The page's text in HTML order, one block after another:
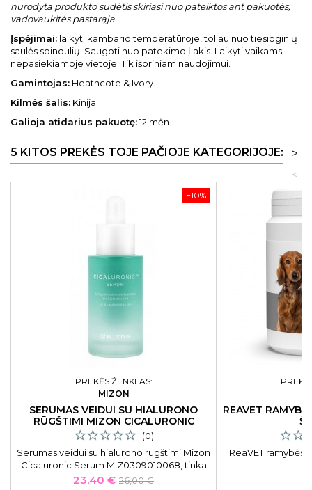
nurodyta produkto sudėtis skiriasi nuo pateiktos ant pakuotės,
vadovaukitės pastarąja.
Įspėjimai: laikyti kambario temperatūroje, toliau nuo tiesioginių
saulės spindulių. Saugoti nuo patekimo į akis. Laikyti vaikams
nepasiekiamoje vietoje. Tik išoriniam naudojimui.
Gamintojas: Heathcote & Ivory.
Kilmės šalis: Kinija.
Galioja atidarius pakuotę:12 mėn.
5 KITOS PREKĖS TOJE PAČIOJE KATEGORIJOJE:
>
<
−10%
PREKĖS ŽENKLAS:
MIZON
SERUMAS VEIDUI SU HIALURONO
RŪGŠTIMI MIZON CICALURONIC
SERUM SAUSAI, JAUTRIAI ODAI
(0)
Serumas veidui su hialurono rūgštimi Mizon
Cicaluronic Serum MIZ0309010068, tinka
sausai, jautriai odai, 30 ml
Kaina
23,40 € Bazinė
26,00 €
REAVET
ReaVET ramybės